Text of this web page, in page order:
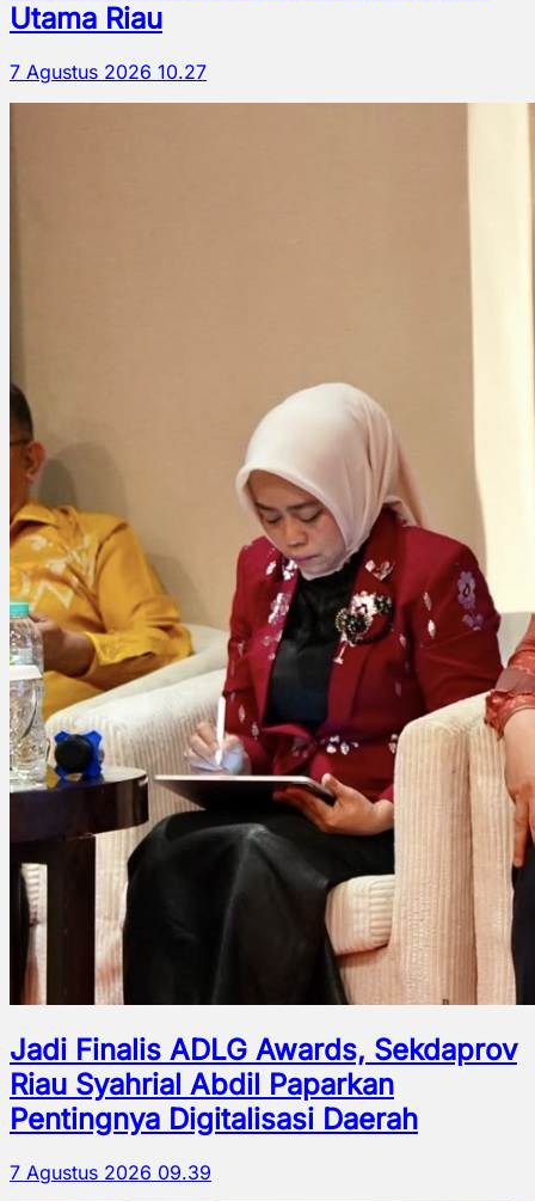
Utama Riau
7 Agustus 2026 10.27
Jadi Finalis ADLG Awards, Sekdaprov
Riau Syahrial Abdil Paparkan
Pentingnya Digitalisasi Daerah
7 Agustus 2026 09.39